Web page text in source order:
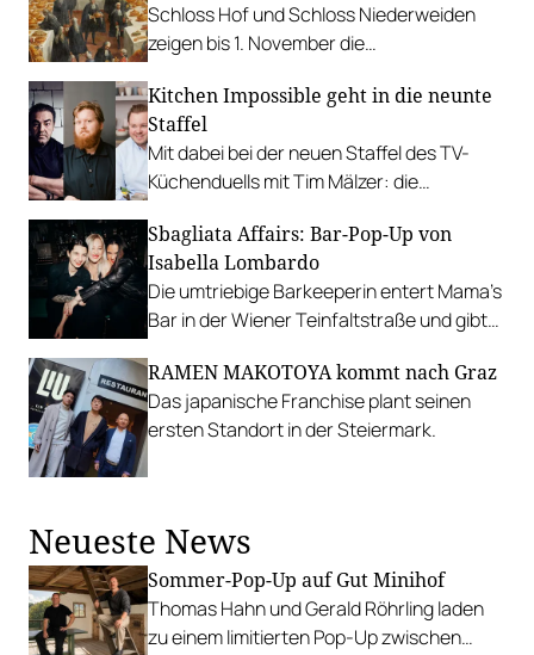
Schloss Hof und Schloss Niederweiden
zeigen bis 1. November die
Tafelschätze” und laden in die prunk- und
glanzvolle Welt der höfischen Tafelkultur.
Kitchen Impossible geht in die neunte
Staffel
Mit dabei bei der neuen Staffel des TV-
Küchenduells mit Tim Mälzer: die
und Juan Amador.
Sbagliata Affairs: Bar-Pop-Up von
Isabella Lombardo
Die umtriebige Barkeeperin entert Mama’s
Bar in der Wiener Teinfaltstraße und gibt
Bar.
RAMEN MAKOTOYA kommt nach Graz
Das japanische Franchise plant seinen
ersten Standort in der Steiermark.
Neueste News
Sommer-Pop-Up auf Gut Minihof
Thomas Hahn und Gerald Röhrling laden
zu einem limitierten Pop-Up zwischen